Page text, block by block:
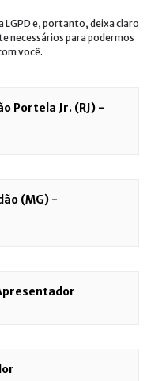
LGPD e, portanto, deixa claro
necessários para podermos
você.
Portela Jr. (RJ) -
(MG) -